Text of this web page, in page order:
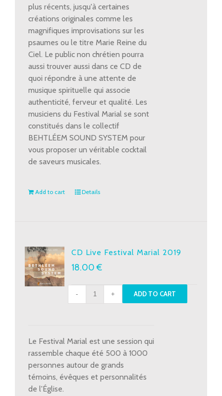
plus récents, jusqu'à certaines
créations originales comme les
magnifiques improvisations sur les
psaumes ou le titre Marie Reine du
Ciel. Le public non chrétien pourra
aussi trouver aussi dans ce CD de
quoi répondre à une attente de
musique spirituelle qui associe
authenticité, ferveur et qualité. Les
musiciens du Festival Marial se sont
constitués dans le collectif
BEHTLÉEM SOUND SYSTEM pour
vous proposer un véritable cocktail
de saveurs musicales.
Add to cart Details
CD Live Festival Marial 2019
18.00€
CD
Live
2019
quantity
ADD TO CART
Le Festival Marial est une session qui
rassemble chaque été 500 à 1000
personnes autour de grands
témoins, évêques et personnalités
de l'Église.